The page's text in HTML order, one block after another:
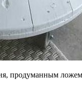
продуманным